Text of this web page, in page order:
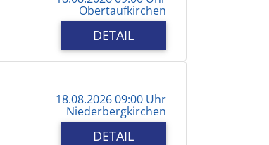
Obertaufkirchen
DETAIL
18.08.2026 09:00 Uhr
Niederbergkirchen
DETAIL